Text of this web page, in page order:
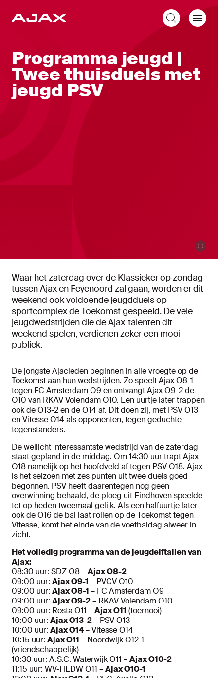
Programma jeugd |
Twee thuisduels met
jeugd PSV
Waar het zaterdag over de Klassieker op zondag
tussen Ajax en Feyenoord zal gaan, worden er dit
weekend ook voldoende jeugdduels op
sportcomplex de Toekomst gespeeld. De vele
jeugdwedstrijden die de Ajax-talenten dit
weekend spelen, verdienen zeker een mooi
publiek.
De jongste Ajacieden beginnen in alle vroegte op de
Toekomst aan hun wedstrijden. Zo speelt Ajax O8-1
tegen FC Amsterdam O9 en ontvangt Ajax O9-2 de
O10 van RKAV Volendam O10. Een uurtje later trappen
ook de O13-2 en de O14 af. Dit doen zij, met PSV O13
en Vitesse O14 als opponenten, tegen geduchte
tegenstanders.
De wellicht interessantste wedstrijd van de zaterdag
staat gepland in de middag. Om 14:30 uur trapt Ajax
O18 namelijk op het hoofdveld af tegen PSV O18. Ajax
is het seizoen met zes punten uit twee duels goed
begonnen. PSV heeft daarentegen nog geen
overwinning behaald, de ploeg uit Eindhoven speelde
tot op heden tweemaal gelijk. Als een halfuurtje later
ook de O16 de bal laat rollen op de Toekomst tegen
Vitesse, komt het einde van de voetbaldag alweer in
zicht.
Het volledig programma van de jeugdelftallen van
Ajax:
08:30 uur: SDZ O8 –Ajax O8-2
09:00 uur: Ajax O9-1 – PVCV O10
09:00 uur: Ajax O8-1 – FC Amsterdam O9
09:00 uur: Ajax O9-2– RKAV Volendam O10
09:00 uur: Rosta O11 –Ajax O11 (toernooi)
10:00 uur: Ajax O13-2– PSV O13
10:00 uur: Ajax O14– Vitesse O14
10:15 uur: Ajax O11 – Noordwijk O12-1
(vriendschappelijk)
10:30 uur: A.S.C. Waterwijk O11 –Ajax O10-2
11:15 uur: WV-HEDW O11 –Ajax O10-1